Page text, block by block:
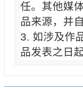
任。其他媒
品来源，并
3. 如涉及作
品发表之日